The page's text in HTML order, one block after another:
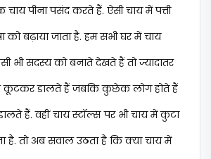
पीना पसंद करते हैं. ऐसी चाय में पत्ती
को बढ़ाया जाता है. हम सभी घर में चाय
भी सदस्य को बनाते देखते हैं तो ज्यादातर
कूटकर डालते हैं जबकि कुछेक लोग होते हैं
हैं. वहीं चाय स्टॉल्स पर भी चाय में कुटा
है. तो अब सवाल उठता है कि क्या चाय में